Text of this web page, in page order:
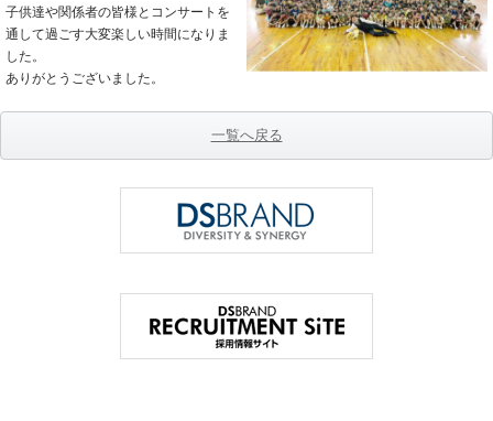
子供達や関係者の皆様とコンサートを
通して過ごす大変楽しい時間になりま
した。
ありがとうございました。
一覧へ戻る